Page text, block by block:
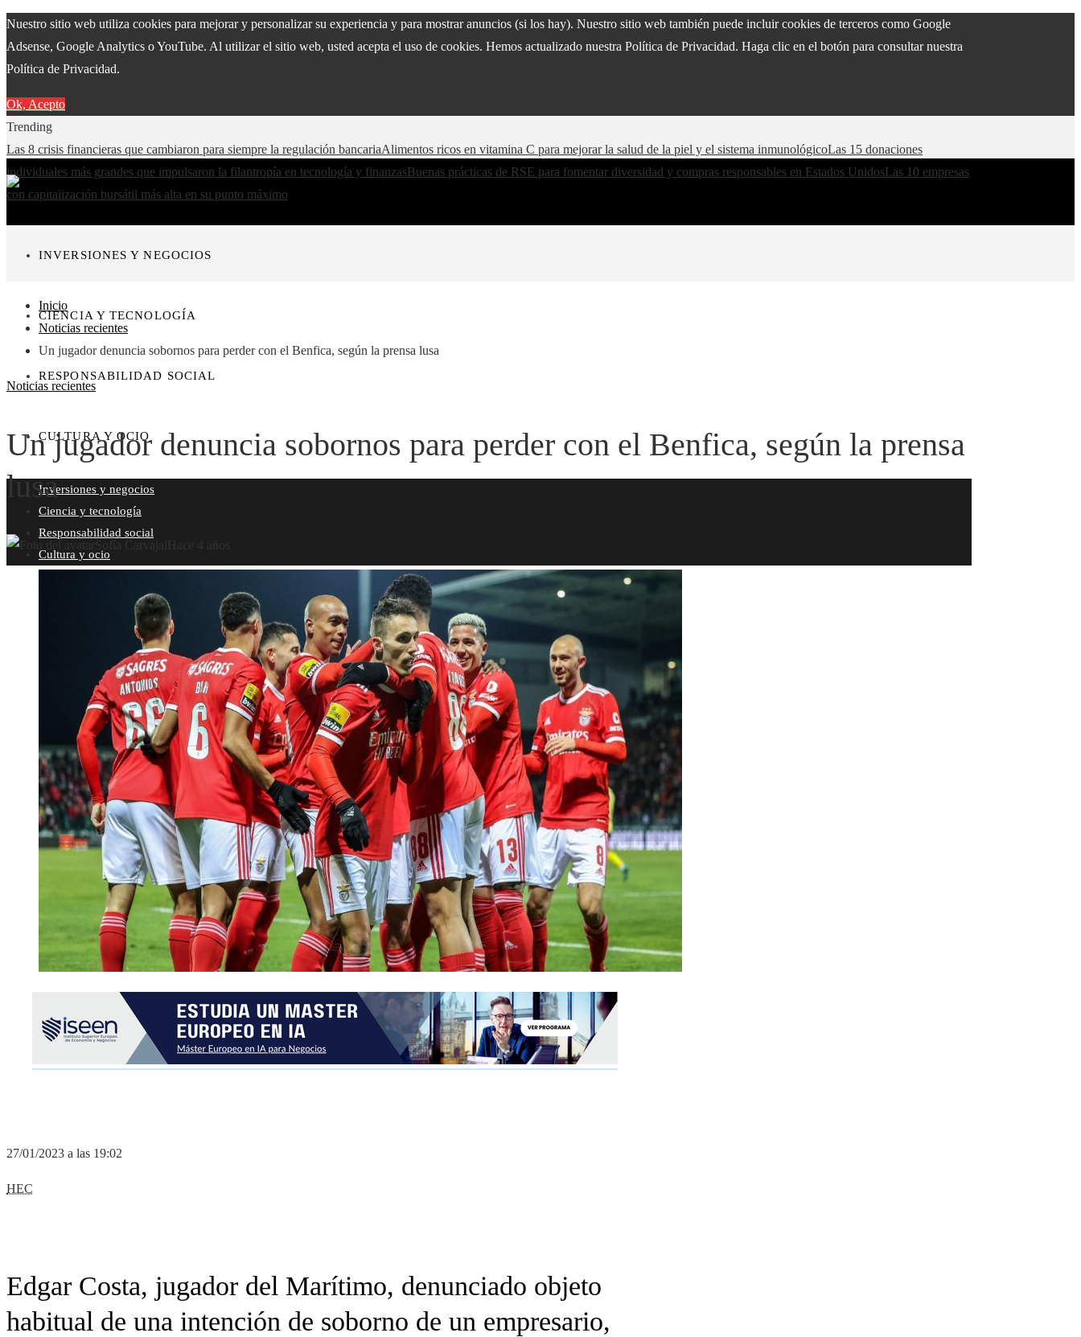
Nuestro sitio web utiliza cookies para mejorar y personalizar su experiencia y para mostrar anuncios (si los hay). Nuestro sitio web también puede incluir cookies de terceros como Google
Adsense, Google Analytics o YouTube. Al utilizar el sitio web, usted acepta el uso de cookies. Hemos actualizado nuestra Política de Privacidad. Haga clic en el botón para consultar nuestra
Política de Privacidad.
Ok, Acepto
Trending
Las 8 crisis financieras que cambiaron para siempre la regulación bancariaAlimentos ricos en vitamina C para mejorar la salud de la piel y el sistema inmunológicoLas 15 donaciones
individuales más grandes que impulsaron la filantropía en tecnología y finanzasBuenas prácticas de RSE para fomentar diversidad y compras responsables en Estados UnidosLas 10 empresas
con capitalización bursátil más alta en su punto máximo
INVERSIONES Y NEGOCIOS
CIENCIA Y TECNOLOGÍA
RESPONSABILIDAD SOCIAL
CULTURA Y OCIO
Inversiones y negocios
Ciencia y tecnología
Responsabilidad social
Cultura y ocio
Inicio
Noticias recientes
Un jugador denuncia sobornos para perder con el Benfica, según la prensa lusa
Noticias recientes
Un jugador denuncia sobornos para perder con el Benfica, según la prensa
lusa
Hace 4 años
27/01/2023 a las 19:02
HEC
Edgar Costa, jugador del Marítimo, denunciado objeto
habitual de una intención de soborno de un empresario,